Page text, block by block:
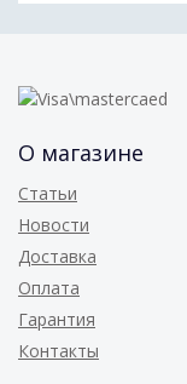
О магазине
Статьи
Новости
Доставка
Оплата
Гарантия
Контакты